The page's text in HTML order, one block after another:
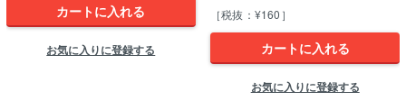
カートに入れる
お気に入りに登録する
［税抜：¥160］
カートに入れる
お気に入りに登録する